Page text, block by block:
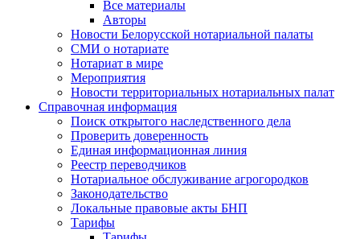
Все материалы
Авторы
Новости Белорусской нотариальной палаты
СМИ о нотариате
Нотариат в мире
Мероприятия
Новости территориальных нотариальных палат
Справочная информация
Поиск открытого наследственного дела
Проверить доверенность
Единая информационная линия
Реестр переводчиков
Нотариальное обслуживание агрогородков
Законодательство
Локальные правовые акты БНП
Тарифы